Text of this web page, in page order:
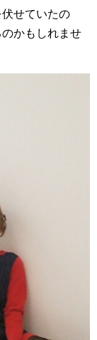
せていたの
かもしれませ